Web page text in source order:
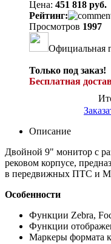
Цена: 451 818 руб.
Рейтинг:
Просмотров 1997
Официальная
Только под заказ!
Бесплатная
Описание
Двойной 9" монитор с
рековом корпусе,
в передвижных ПТС и
Особенности
Функции Zebra,
Функции
Маркеры формата